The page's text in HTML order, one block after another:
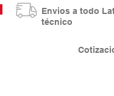
Envios a todo
técnico